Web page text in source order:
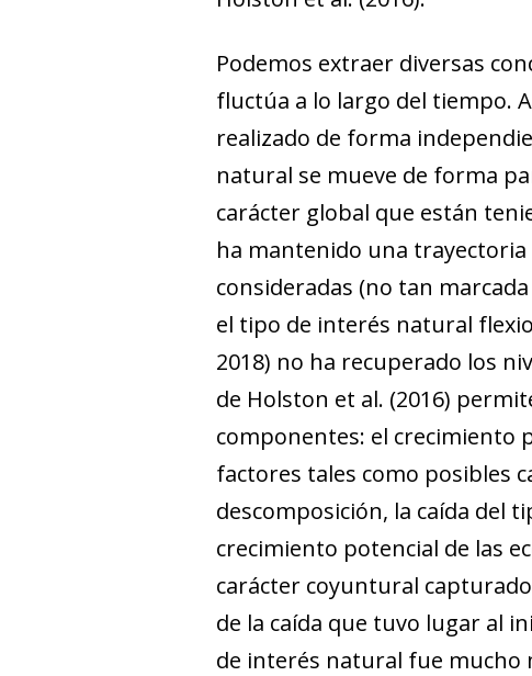
Podemos extraer diversas
fluctúa a lo largo del tiempo.
realizado de forma
natural se mueve de forma
carácter global que están
ha mantenido una trayectoria
consideradas (no tan
el tipo de interés natural
2018) no ha recuperado los
de Holston et al. (2016)
componentes: el crecimiento
factores tales como posibles
descomposición, la caída del
crecimiento potencial de las
carácter coyuntural
de la caída que tuvo lugar al
de interés natural fue mucho